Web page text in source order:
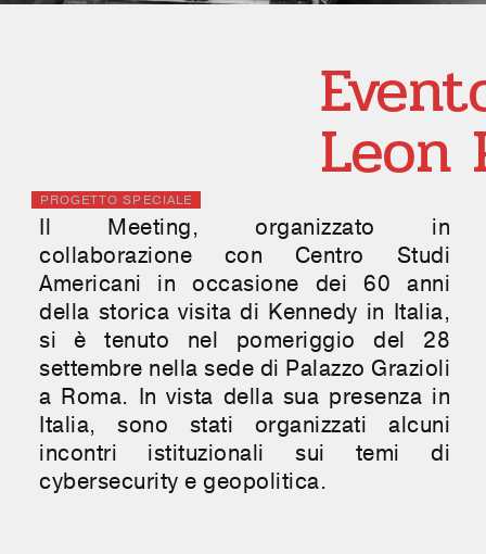
Leon
PROGETTO SPECIALE
Il Meeting, organizzato in
collaborazione con Centro Studi
Americani in occasione dei 60 anni
della storica visita di Kennedy in Italia,
si è tenuto nel pomeriggio del 28
settembre nella sede di Palazzo Grazioli
a Roma. In vista della sua presenza in
Italia, sono stati organizzati alcuni
incontri istituzionali sui temi di
cybersecurity e geopolitica.